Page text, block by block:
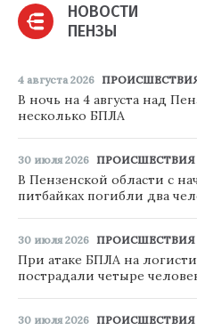
НОВОСТИ
ПЕНЗЫ
4 августа 2026
В ночь на 4 августа над
несколько БПЛА
30 июля 2026 ПРОИСШЕСТВИЯ
В Пензенской области с
питбайках погибли два
30 июля 2026 ПРОИСШЕСТВИЯ
При атаке БПЛА на
пострадали четыре
30 июля 2026 ПРОИСШЕСТВИЯ